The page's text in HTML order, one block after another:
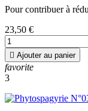
Pour contribuer à
23,50 €
 Ajouter au panier
favorite
3